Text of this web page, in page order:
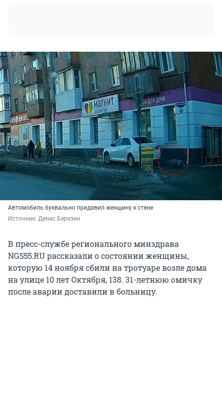
Автомобиль буквально придавил женщину к стене
Источник: Денис Березин
В пресс-службе регионального минздрава
NGS55.RU рассказали о состоянии женщины,
которую 14 ноября сбили на тротуаре возле дома
на улице 10 лет Октября, 138. 31-летнюю омичку
после аварии доставили в больницу.